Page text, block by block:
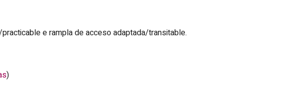
e rampla de acceso adaptada/transitable.
)